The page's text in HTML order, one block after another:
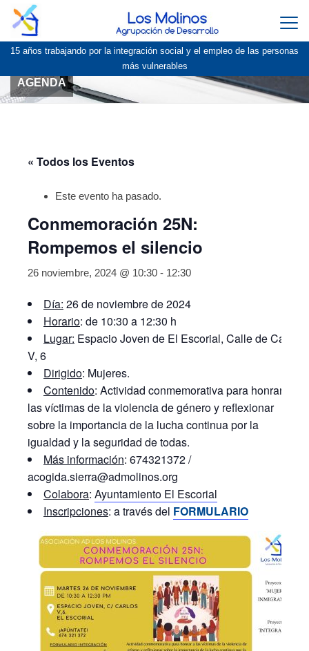
15 años trabajando por la integración social y el empleo de las personas
más vulnerables
AGENDA
« Todos los Eventos
Este evento ha pasado.
Conmemoración 25N:
Rompemos el silencio
26 noviembre, 2024 @ 10:30 - 12:30
Día: 26 de noviembre de 2024
Horario: de 10:30 a 12:30 h
Lugar: Espacio Joven de El Escorial, Calle de Carlos
V, 6
Dirigido: Mujeres.
Contenido: Actividad conmemorativa para honrar a
las víctimas de la violencia de género y reflexionar
sobre la importancia de la lucha continua por la
igualdad y la seguridad de todas.
Más información: 674321372 /
acogida.sierra@admolinos.org
Colabora: Ayuntamiento El Escorial
Inscripciones: a través del FORMULARIO